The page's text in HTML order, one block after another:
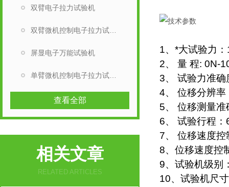
1、*大试验力
2、 量 程: 0N-
3、 试验力准
4、 位移分辨
5、 位移测量
6、 试验行程
7、 位移速度
8、位移速度控
9、试验机级别
10、试验机尺
双臂电子拉力试验机
屏显电子万能试验机
查看全部
相关文章
RELATED ARTICLES